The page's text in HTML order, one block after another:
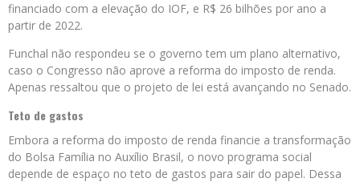
financiado com a elevação do IOF, e R$ 26 bilhões por ano a
partir de 2022.
Funchal não respondeu se o governo tem um plano alternativo,
caso o Congresso não aprove a reforma do imposto de renda.
Apenas ressaltou que o projeto de lei está avançando no Senado.
Teto de gastos
Embora a reforma do imposto de renda financie a transformação
do Bolsa Família no Auxílio Brasil, o novo programa social
depende de espaço no teto de gastos para sair do papel. Dessa